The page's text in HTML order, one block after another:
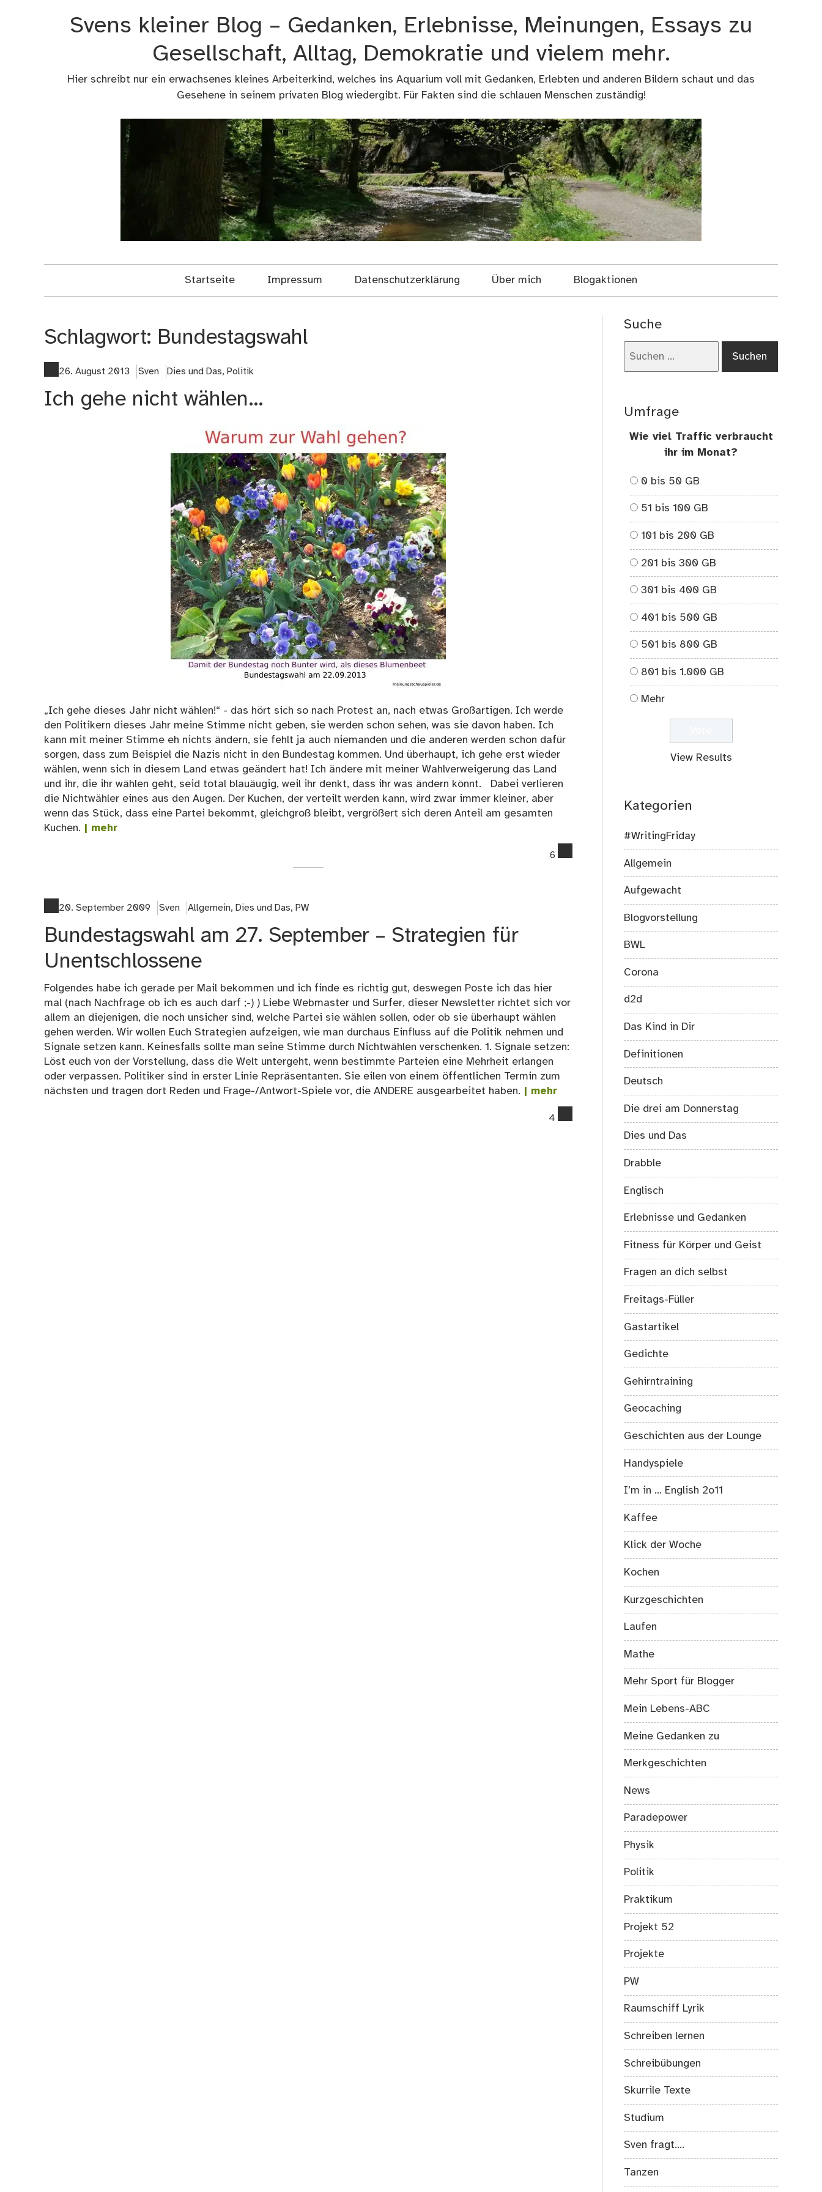
Svens kleiner Blog – Gedanken, Erlebnisse, Meinungen, Essays zu
Gesellschaft, Alltag, Demokratie und vielem mehr.
Hier schreibt nur ein erwachsenes kleines Arbeiterkind, welches ins Aquarium voll mit Gedanken, Erlebten und anderen Bildern schaut und das
Gesehene in seinem privaten Blog wiedergibt. Für Fakten sind die schlauen Menschen zuständig!
Startseite Impressum Datenschutzerklärung Über mich Blogaktionen
Schlagwort: Bundestagswahl
26. August 2013 Sven Dies und Das, Politik
Ich gehe nicht wählen…
„Ich gehe dieses Jahr nicht wählen!“ - das hört sich so nach Protest an, nach etwas Großartigen. Ich werde
den Politikern dieses Jahr meine Stimme nicht geben, sie werden schon sehen, was sie davon haben. Ich
kann mit meiner Stimme eh nichts ändern, sie fehlt ja auch niemanden und die anderen werden schon dafür
sorgen, dass zum Beispiel die Nazis nicht in den Bundestag kommen. Und überhaupt, ich gehe erst wieder
wählen, wenn sich in diesem Land etwas geändert hat! Ich ändere mit meiner Wahlverweigerung das Land
und ihr, die ihr wählen geht, seid total blauäugig, weil ihr denkt, dass ihr was ändern könnt. Dabei verlieren
die Nichtwähler eines aus den Augen. Der Kuchen, der verteilt werden kann, wird zwar immer kleiner, aber
wenn das Stück, dass eine Partei bekommt, gleichgroß bleibt, vergrößert sich deren Anteil am gesamten
Kuchen. | mehr
6
20. September 2009 Sven Allgemein, Dies und Das, PW
Bundestagswahl am 27. September – Strategien für
Unentschlossene
Folgendes habe ich gerade per Mail bekommen und ich finde es richtig gut, deswegen Poste ich das hier
mal (nach Nachfrage ob ich es auch darf ;-) ) Liebe Webmaster und Surfer, dieser Newsletter richtet sich vor
allem an diejenigen, die noch unsicher sind, welche Partei sie wählen sollen, oder ob sie überhaupt wählen
gehen werden. Wir wollen Euch Strategien aufzeigen, wie man durchaus Einfluss auf die Politik nehmen und
Signale setzen kann. Keinesfalls sollte man seine Stimme durch Nichtwählen verschenken. 1. Signale setzen:
Löst euch von der Vorstellung, dass die Welt untergeht, wenn bestimmte Parteien eine Mehrheit erlangen
oder verpassen. Politiker sind in erster Linie Repräsentanten. Sie eilen von einem öffentlichen Termin zum
nächsten und tragen dort Reden und Frage-/Antwort-Spiele vor, die ANDERE ausgearbeitet haben. | mehr
4
Bundestagswahl
Unentschlossene
Suche
Umfrage
Wie viel Traffic verbraucht
ihr im Monat?
0 bis 50 GB
51 bis 100 GB
101 bis 200 GB
201 bis 300 GB
301 bis 400 GB
401 bis 500 GB
501 bis 800 GB
801 bis 1.000 GB
Mehr
View Results
Kategorien
#WritingFriday
Allgemein
Aufgewacht
Blogvorstellung
BWL
Corona
d2d
Das Kind in Dir
Definitionen
Deutsch
Die drei am Donnerstag
Dies und Das
Drabble
Englisch
Erlebnisse und Gedanken
Fitness für Körper und Geist
Fragen an dich selbst
Freitags-Füller
Gastartikel
Gedichte
Gehirntraining
Geocaching
Geschichten aus der Lounge
Handyspiele
I’m in … English 2o11
Kaffee
Klick der Woche
Kochen
Kurzgeschichten
Laufen
Mathe
Mehr Sport für Blogger
Mein Lebens-ABC
Meine Gedanken zu
Merkgeschichten
News
Paradepower
Physik
Politik
Praktikum
Projekt 52
Projekte
PW
Raumschiff Lyrik
Schreiben lernen
Schreibübungen
Skurrile Texte
Studium
Sven fragt….
Tanzen